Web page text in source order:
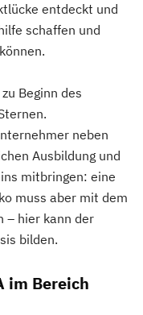
entdeckt und
schaffen und
Beginn des
neben
Ausbildung und
mitbringen: eine
muss aber mit dem
– hier kann der
bilden.
im Bereich